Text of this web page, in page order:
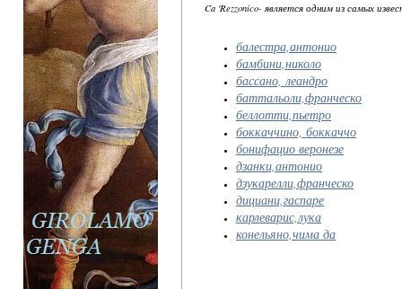
Ca 'Rezzonico- является одним из самых
балестра,антонио
бамбини,николо
бассано, леандро
баттальоли,франческо
беллотти,пьетро
боккаччино, боккаччо
бонифацио веронезе
дзанки,антонио
дзукарелли,франческо
дициани,гаспаре
карлеварис,лука
конельяно,чима да